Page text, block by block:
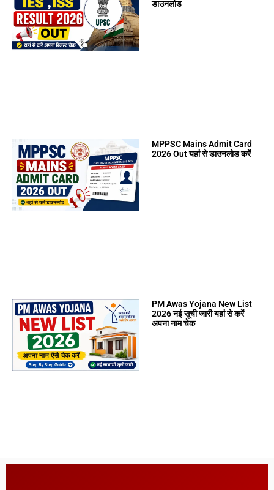
डाउनलोड
MPPSC Mains Admit Card
2026 Out यहां से डाउनलोड करें
PM Awas Yojana New List
2026 नई सूची जारी यहां से करें
अपना नाम चेक